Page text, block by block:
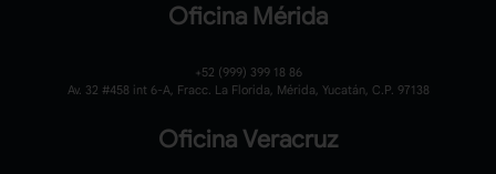
Oficina Mérida
+52 (999) 399 18 86
Av. 32 #458 int 6-A, Fracc. La Florida, Mérida, Yucatán, C.P. 97138
Oficina Veracruz